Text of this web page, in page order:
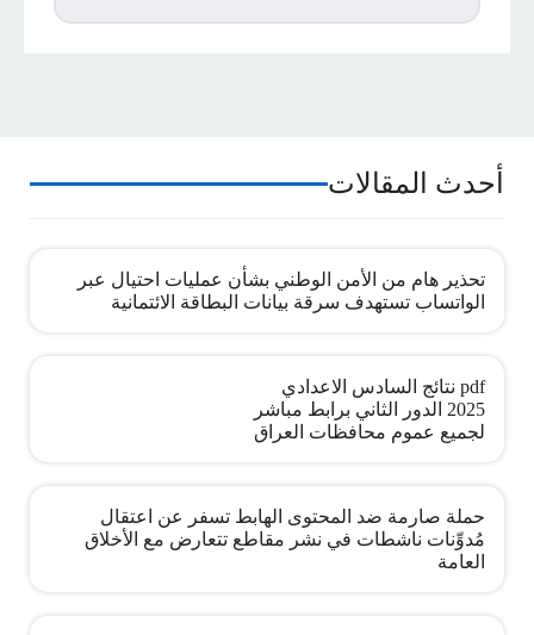
أحدث المقالات
تحذير هام من الأمن الوطني بشأن عمليات احتيال عبر
الواتساب تستهدف سرقة بيانات البطاقة الائتمانية
pdf نتائج السادس الاعدادي
2025 الدور الثاني برابط مباشر
لجميع عموم محافظات العراق
حملة صارمة ضد المحتوى الهابط تسفر عن اعتقال
مُدوِّنات ناشطات في نشر مقاطع تتعارض مع الأخلاق
العامة